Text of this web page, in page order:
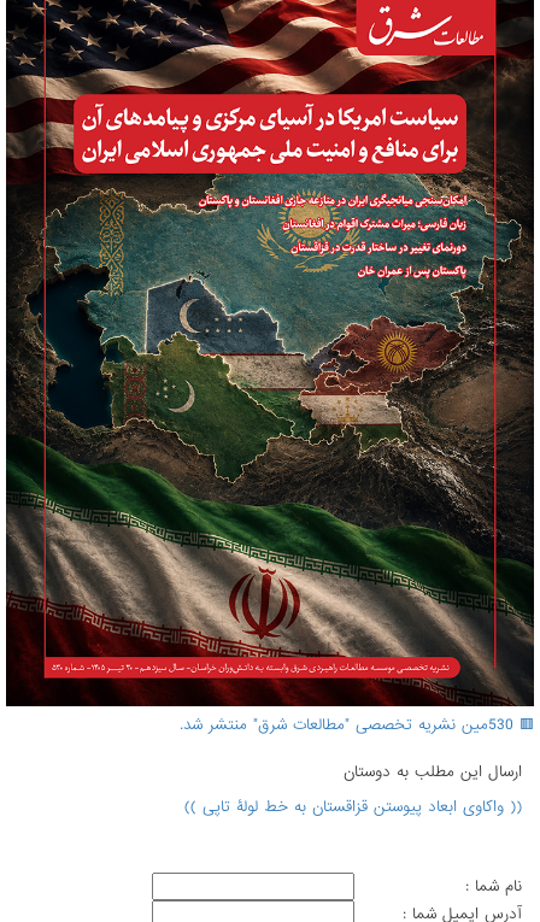
🟥 530مین نشریه تخصصی "مطالعات شرق" منتشر شد.
ارسال اين مطلب به دوستان
(( واکاوی ابعاد پیوستن قزاقستان به خط لولۀ تاپی ))
نام شما :
آدرس ايميل شما :